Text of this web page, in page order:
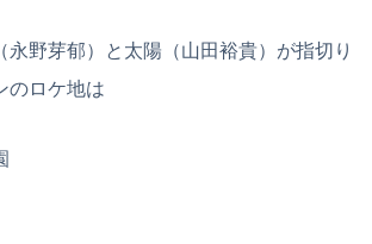
永野芽郁）と太陽（山田裕貴）が指切り
のロケ地は